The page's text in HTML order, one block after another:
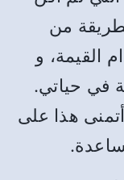
من
القيمة، و
في حياتي.
هذا على